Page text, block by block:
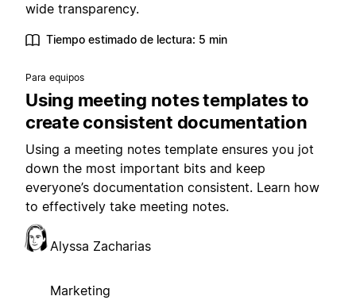
wide transparency.
Tiempo estimado de lectura: 5 min
Para equipos
Using meeting notes templates to
create consistent documentation
Using a meeting notes template ensures you jot
down the most important bits and keep
everyone’s documentation consistent. Learn how
to effectively take meeting notes.
Alyssa Zacharias
Marketing